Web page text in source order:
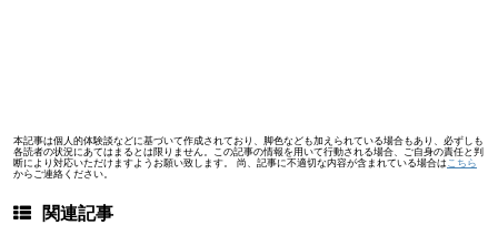
本記事は個人的体験談などに基づいて作成されており、脚色なども加えられている場合もあり、必ずしも
各読者の状況にあてはまるとは限りません。この記事の情報を用いて行動される場合、ご自身の責任と判
断により対応いただけますようお願い致します。 尚、記事に不適切な内容が含まれている場合は こちら
からご連絡ください。
関連記事